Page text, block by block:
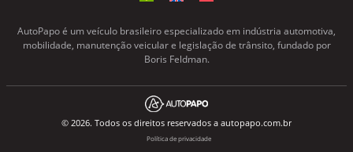
AutoPapo é um veículo brasileiro especializado em indústria automotiva,
mobilidade, manutenção veicular e legislação de trânsito, fundado por
Boris Feldman.
© 2026. Todos os direitos reservados a autopapo.com.br
Política de privacidade